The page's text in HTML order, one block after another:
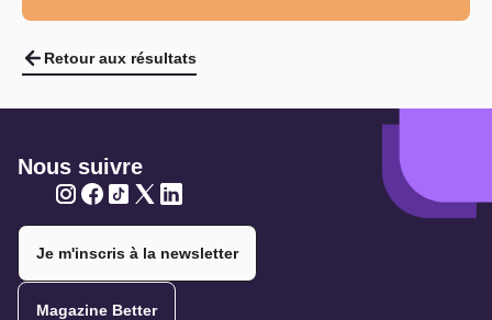
Retour aux résultats
Nous suivre
Je m'inscris à la newsletter
Magazine Better